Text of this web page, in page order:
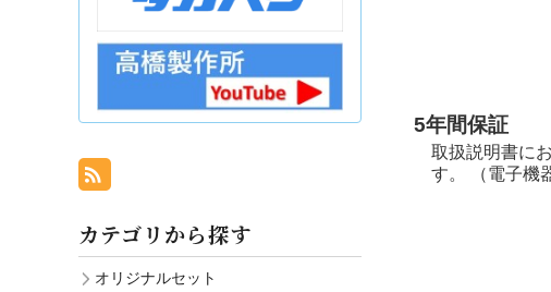
5年間保証
取扱説明書に
す。 （電子機
カテゴリから探す
オリジナルセット